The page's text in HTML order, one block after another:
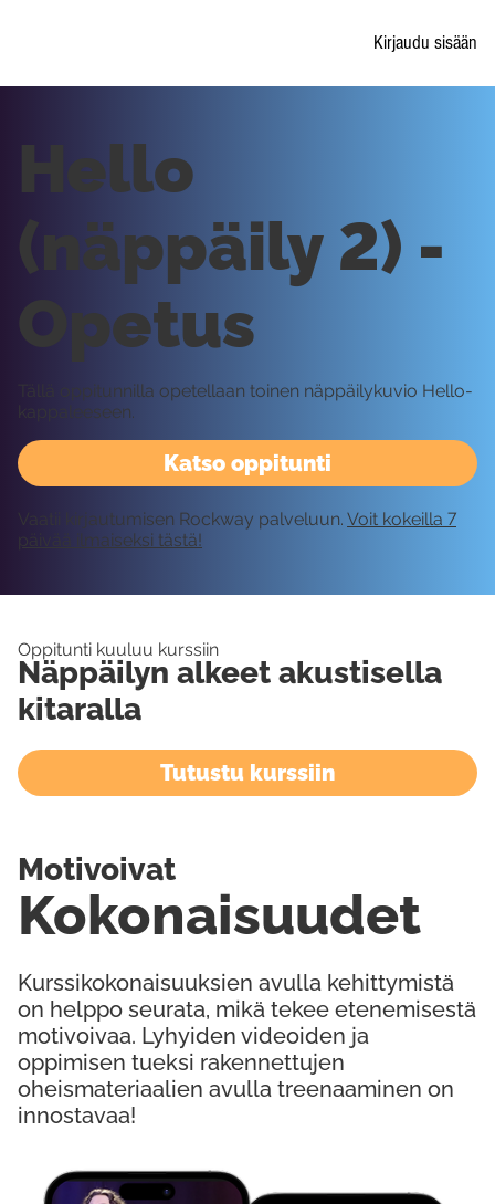
Kirjaudu sisään
Katso oppitunti
Hello
(näppäily 2) -
Opetus
Tällä oppitunnilla opetellaan toinen näppäilykuvio Hello-
kappaleeseen.
Vaatii kirjautumisen Rockway palveluun. Voit kokeilla 7
päivää ilmaiseksi tästä!
Oppitunti kuuluu kurssiin
Näppäilyn alkeet akustisella
kitaralla
Tutustu kurssiin
Kurssikokonaisuuksien avulla kehittymistä
on helppo seurata, mikä tekee etenemisestä
motivoivaa. Lyhyiden videoiden ja
oppimisen tueksi rakennettujen
oheismateriaalien avulla treenaaminen on
innostavaa!
Kokonaisuudet
Motivoivat